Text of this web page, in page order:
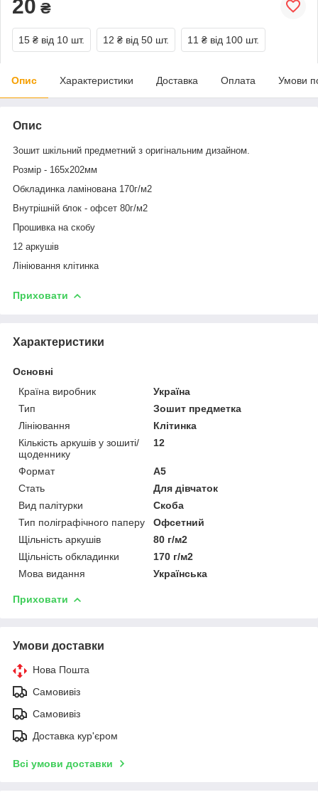
20 ₴
15 ₴ від 10 шт. 12 ₴ від 50 шт. 11 ₴ від 100 шт.
Опис Характеристики Доставка Оплата Умови
Опис
Зошит шкільний предметний з оригінальним дизайном.
Розмір - 165х202мм
Обкладинка ламінована 170г/м2
Внутрішній блок - офсет 80г/м2
Прошивка на скобу
12 аркушів
Лініювання клітинка
Приховати
Характеристики
Основні
Країна виробник
Україна
Тип
Зошит предметка
Лініювання
Клітинка
Кількість аркушів у зошиті/
щоденнику
12
Формат
A5
Стать
Для дівчаток
Вид палітурки
Скоба
Тип поліграфічного паперу
Офсетний
Щільність аркушів
80 г/м2
Щільність обкладинки
170 г/м2
Мова видання
Українська
Приховати
Умови доставки
Нова Пошта
Самовивіз
Самовивіз
Доставка кур'єром
Всі умови доставки